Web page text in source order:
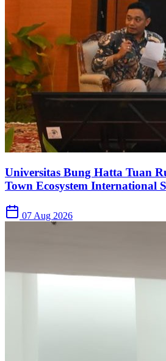
Universitas Bung Hatta Tuan
Town Ecosystem International
07 Aug 2026